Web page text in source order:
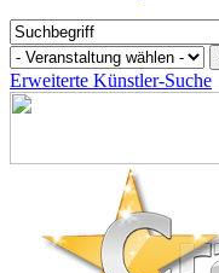
Erweiterte Künstler-Suche